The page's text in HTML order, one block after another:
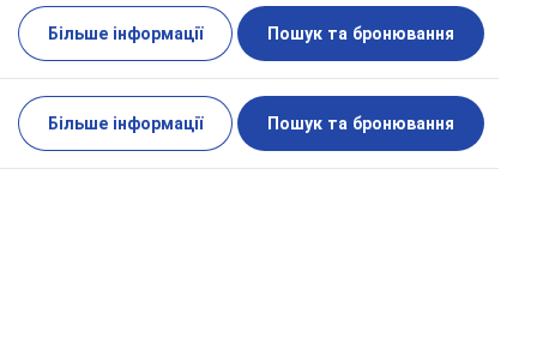
Більше інформації Пошук та бронювання
Більше інформації Пошук та бронювання